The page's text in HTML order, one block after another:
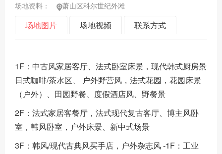
场地资料： 萧山区科尔世纪外滩
场地图片 场地视频 联系方式
1F：中古风家居客厅、法式卧室床景，现代韩式厨房景
日式咖啡/茶水区、 户外野营风，法式花园，花园床景
（户外）、田园野餐、度假酒店风、野餐景
2F：法式家居客餐厅，法式现代复古客厅、博主风卧
室，韩风卧室，户外床景、新中式场景
3F：韩风/现代古典风买手店，户外杂志风 -1F：工业